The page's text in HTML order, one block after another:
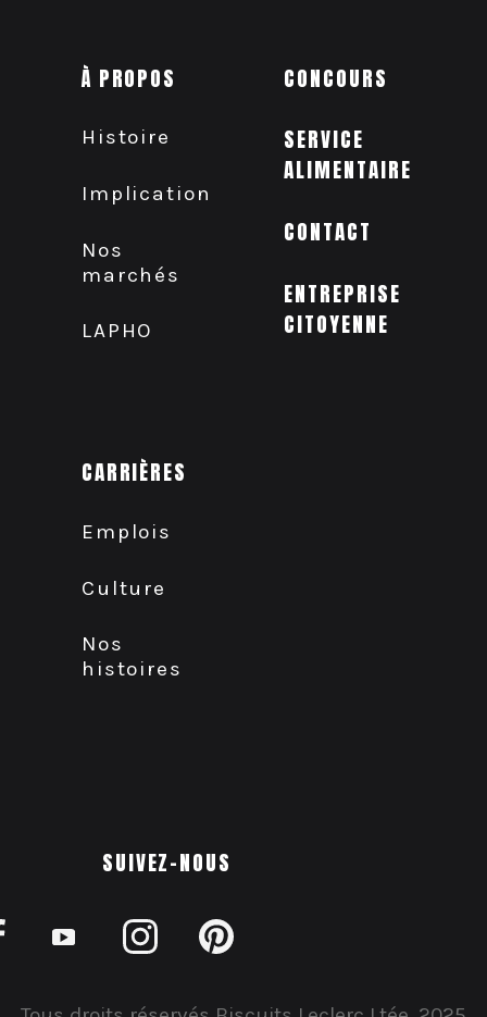
À PROPOS
Histoire
Implication
Nos
marchés
LAPHO
CARRIÈRES
Emplois
Culture
Nos
histoires
CONCOURS
SERVICE
ALIMENTAIRE
CONTACT
ENTREPRISE
CITOYENNE
SUIVEZ-NOUS